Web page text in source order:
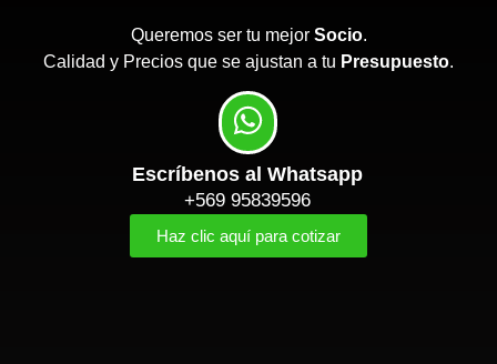
Queremos ser tu mejor Socio.
Calidad y Precios que se ajustan a tu Presupuesto.
Escríbenos al Whatsapp
+569 95839596
Haz clic aquí para cotizar